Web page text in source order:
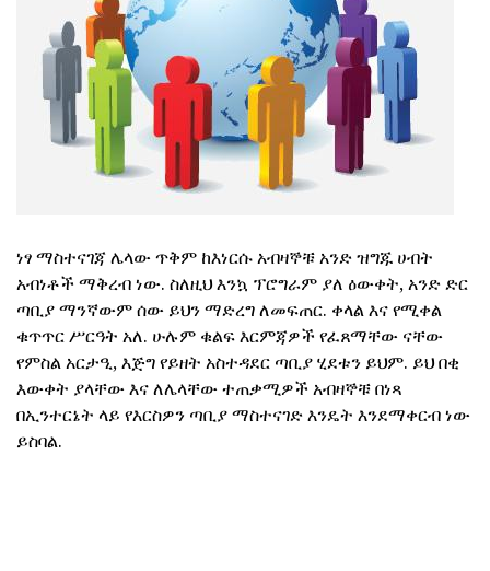
ነፃ ማስተናገጃ ሌላው ጥቅም ከእነርሱ አብዛኞቹ አንድ ዝግጁ ሀብት
አብነቶች ማቅረብ ነው. ስለዚህ እንኳ ፕሮግራም ያለ ዕውቀት, አንድ ድር
ጣቢያ ማንኛውም ሰው ይህን ማድረግ ለመፍጠር. ቀላል እና የሚቀል
ቁጥጥር ሥርዓት አለ. ሁሉም ቁልፍ እርምጃዎች የፈጸማቸው ናቸው
የምስል አርታዒ, እጅግ የይዘት አስተዳደር ጣቢያ ሂደቱን ይህም. ይህ በቂ
እውቀት ያላቸው እና ለሌላቸው ተጠቃሚዎች አብዛኞቹ በነጻ
በኢንተርኔት ላይ የእርስዎን ጣቢያ ማስተናገድ እንዴት እንደማቀርብ ነው
ይስባል.